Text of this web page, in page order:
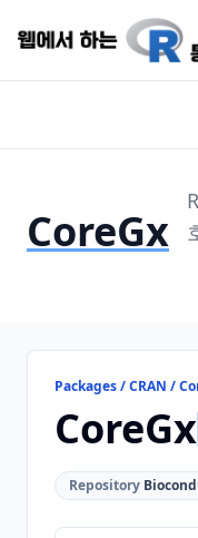
CoreGx
Packages / CRAN /
CoreGx
Repository